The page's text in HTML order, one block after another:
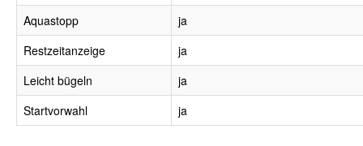
Aquastopp
ja
Restzeitanzeige
ja
Leicht bügeln
ja
Startvorwahl
ja